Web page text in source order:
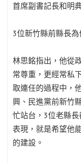
首席副書記長和明
3位新竹縣前縣長
林思銘指出，他從
常尊重，更經常私
取連任的過程中，
興、民進黨前新竹
忙站台，3位老縣
表現，就是希望他
的建設。